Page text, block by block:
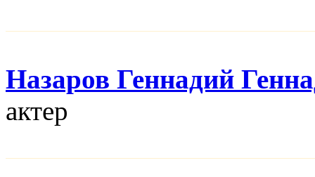
Назаров Геннадий
актер